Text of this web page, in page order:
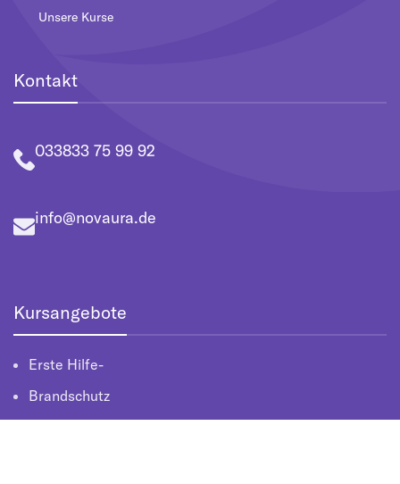
Unsere Kurse
Kontakt
033833 75 99 92
info@novaura.de
Kursangebote
Erste Hilfe-
Brandschutz